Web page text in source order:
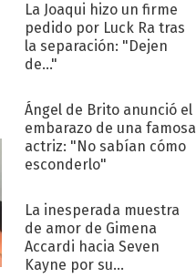
La Joaqui hizo un firme
pedido por Luck Ra tras
la separación: "Dejen
de..."
Ángel de Brito anunció el
embarazo de una famosa
actriz: "No sabían cómo
esconderlo"
La inesperada muestra
de amor de Gimena
Accardi hacia Seven
Kayne por su